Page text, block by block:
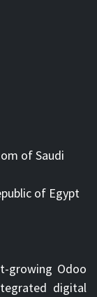
of Saudi
of Egypt
growing Odoo
digital